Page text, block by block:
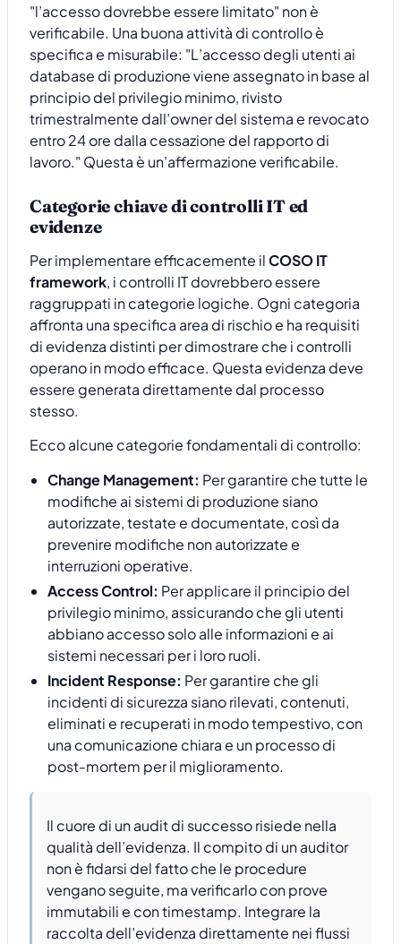
"l’accesso dovrebbe essere limitato" non è
verificabile. Una buona attività di controllo è
specifica e misurabile: "L’accesso degli utenti ai
database di produzione viene assegnato in base al
principio del privilegio minimo, rivisto
trimestralmente dall’owner del sistema e revocato
entro 24 ore dalla cessazione del rapporto di
lavoro." Questa è un’affermazione verificabile.
Categorie chiave di controlli IT ed
evidenze
Per implementare efficacemente ilCOSO IT
framework, i controlli IT dovrebbero essere
raggruppati in categorie logiche. Ogni categoria
affronta una specifica area di rischio e ha requisiti
di evidenza distinti per dimostrare che i controlli
operano in modo efficace. Questa evidenza deve
essere generata direttamente dal processo
stesso.
Ecco alcune categorie fondamentali di controllo:
Change Management: Per garantire che tutte le
modifiche ai sistemi di produzione siano
autorizzate, testate e documentate, così da
prevenire modifiche non autorizzate e
interruzioni operative.
Access Control: Per applicare il principio del
privilegio minimo, assicurando che gli utenti
abbiano accesso solo alle informazioni e ai
sistemi necessari per i loro ruoli.
Incident Response: Per garantire che gli
incidenti di sicurezza siano rilevati, contenuti,
eliminati e recuperati in modo tempestivo, con
una comunicazione chiara e un processo di
post-mortem per il miglioramento.
Il cuore di un audit di successo risiede nella
qualità dell’evidenza. Il compito di un auditor
non è fidarsi del fatto che le procedure
vengano seguite, ma verificarlo con prove
immutabili e con timestamp. Integrare la
raccolta dell’evidenza direttamente nei flussi